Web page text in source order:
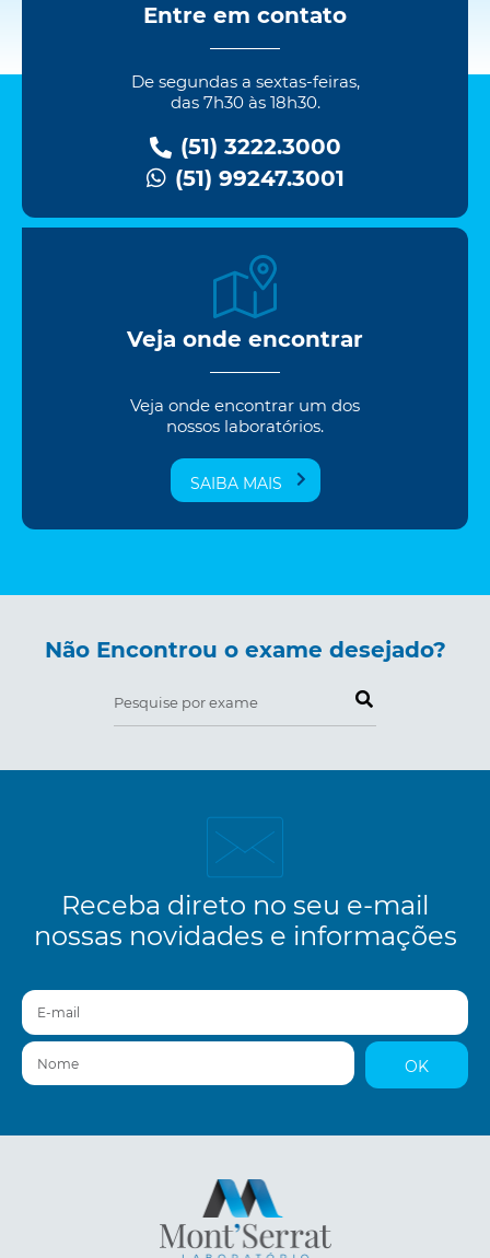
Entre em contato
De segundas a sextas-feiras,
das 7h30 às 18h30.
(51) 3222.3000
(51) 99247.3001
Veja onde encontrar
Veja onde encontrar um dos
nossos laboratórios.
SAIBA MAIS
Não Encontrou o exame desejado?
Pesquise por exame
Receba direto no seu e-mail
nossas novidades e informações
E-mail
Nome
OK